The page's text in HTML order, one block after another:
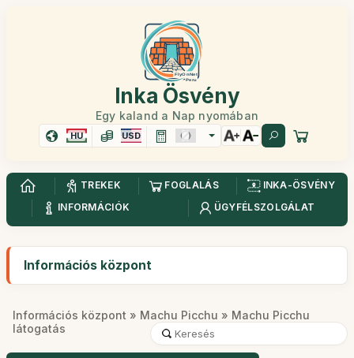
Inka Ösvény
Egy kaland a Nap nyomában
HU USD
TREKEK FOGLALÁS
INKA-ÖSVÉNY
INFORMÁCIÓK
ÜGYFÉLSZOLGÁLAT
Információs központ
Információs központ » Machu Picchu » Machu Picchu
látogatás